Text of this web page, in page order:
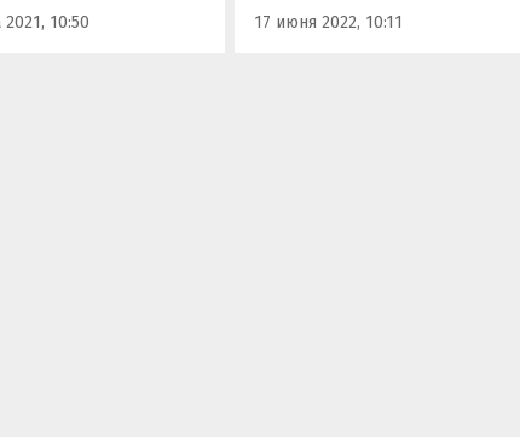
2021, 10:50 17 июня 2022, 10:11